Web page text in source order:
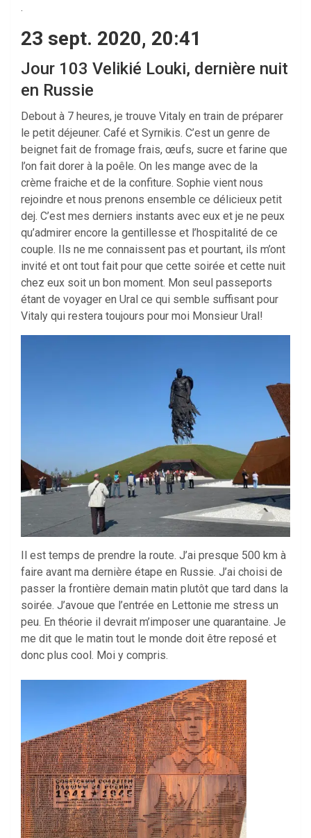
.
23 sept. 2020, 20:41
Jour 103 Velikié Louki, dernière nuit
en Russie
Debout à 7 heures, je trouve Vitaly en train de préparer
le petit déjeuner. Café et Syrnikis. C’est un genre de
beignet fait de fromage frais, œufs, sucre et farine que
l’on fait dorer à la poêle. On les mange avec de la
crème fraiche et de la confiture. Sophie vient nous
rejoindre et nous prenons ensemble ce délicieux petit
dej. C’est mes derniers instants avec eux et je ne peux
qu’admirer encore la gentillesse et l’hospitalité de ce
couple. Ils ne me connaissent pas et pourtant, ils m’ont
invité et ont tout fait pour que cette soirée et cette nuit
chez eux soit un bon moment. Mon seul passeports
étant de voyager en Ural ce qui semble suffisant pour
Vitaly qui restera toujours pour moi Monsieur Ural!
Il est temps de prendre la route. J’ai presque 500 km à
faire avant ma dernière étape en Russie. J’ai choisi de
passer la frontière demain matin plutôt que tard dans la
soirée. J’avoue que l’entrée en Lettonie me stress un
peu. En théorie il devrait m’imposer une quarantaine. Je
me dit que le matin tout le monde doit être reposé et
donc plus cool. Moi y compris.